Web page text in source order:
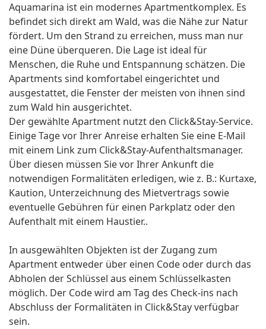
Aquamarina ist ein modernes Apartmentkomplex. Es
befindet sich direkt am Wald, was die Nähe zur Natur
fördert. Um den Strand zu erreichen, muss man nur
eine Düne überqueren. Die Lage ist ideal für
Menschen, die Ruhe und Entspannung schätzen. Die
Apartments sind komfortabel eingerichtet und
ausgestattet, die Fenster der meisten von ihnen sind
zum Wald hin ausgerichtet.
Der gewählte Apartment nutzt den Click&Stay-Service.
Einige Tage vor Ihrer Anreise erhalten Sie eine E-Mail
mit einem Link zum Click&Stay-Aufenthaltsmanager.
Über diesen müssen Sie vor Ihrer Ankunft die
notwendigen Formalitäten erledigen, wie z. B.: Kurtaxe,
Kaution, Unterzeichnung des Mietvertrags sowie
eventuelle Gebühren für einen Parkplatz oder den
Aufenthalt mit einem Haustier..
In ausgewählten Objekten ist der Zugang zum
Apartment entweder über einen Code oder durch das
Abholen der Schlüssel aus einem Schlüsselkasten
möglich. Der Code wird am Tag des Check-ins nach
Abschluss der Formalitäten in Click&Stay verfügbar
sein.